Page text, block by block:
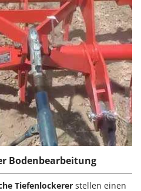
Bodenbearbeitung
Tiefenlockerer stellen einen